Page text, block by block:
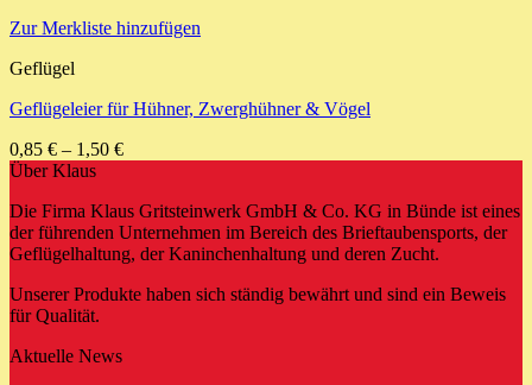
Zur Merkliste hinzufügen
Geflügel
Geflügeleier für Hühner, Zwerghühner & Vögel
0,85 € – 1,50 €
Über Klaus
Die Firma Klaus Gritsteinwerk GmbH & Co. KG in Bünde ist eines
der führenden Unternehmen im Bereich des Brieftaubensports, der
Geflügelhaltung, der Kaninchenhaltung und deren Zucht.
Unserer Produkte haben sich ständig bewährt und sind ein Beweis
für Qualität.
Aktuelle News